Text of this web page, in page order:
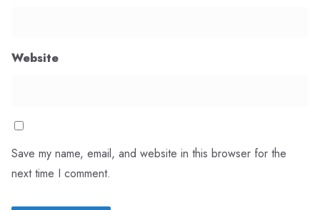
Website
Save my name, email, and website in this browser for the
next time I comment.